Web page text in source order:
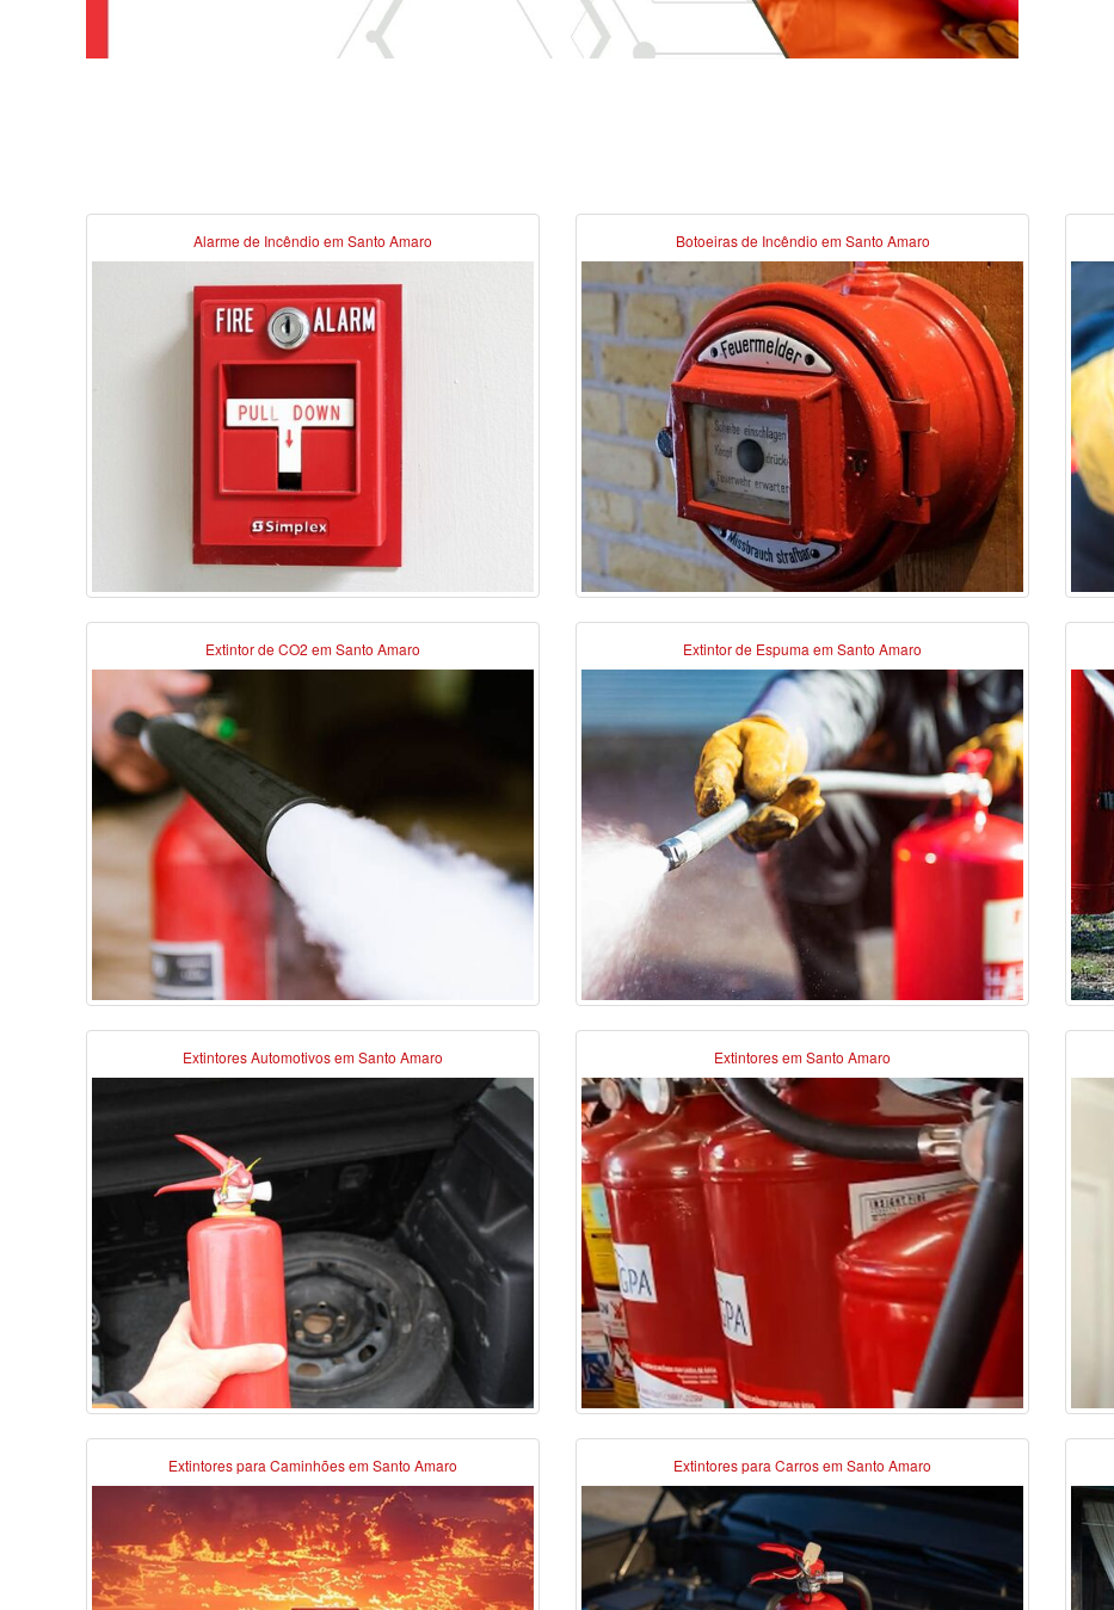
Alarme de Incêndio em Santo Amaro Botoeiras de Incêndio em Santo Amaro
Extintor de CO2 em Santo Amaro Extintor de Espuma em Santo Amaro
Extintores Automotivos em Santo Amaro Extintores em Santo Amaro
Extintores para Caminhões em Santo Amaro Extintores para Carros em Santo Amaro